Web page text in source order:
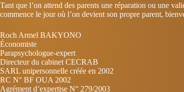
Tant que l’on attend des parents une réparation ou une
commence le jour où l’on devient son propre parent,
Roch Armel BAKYONO
Économiste
Parapsychologue-expert
Directeur du cabinet CECRAB
SARL unipersonnelle créée en 2002
RC N° BF OUA 2002
Agrément d’expertise N° 279/2003